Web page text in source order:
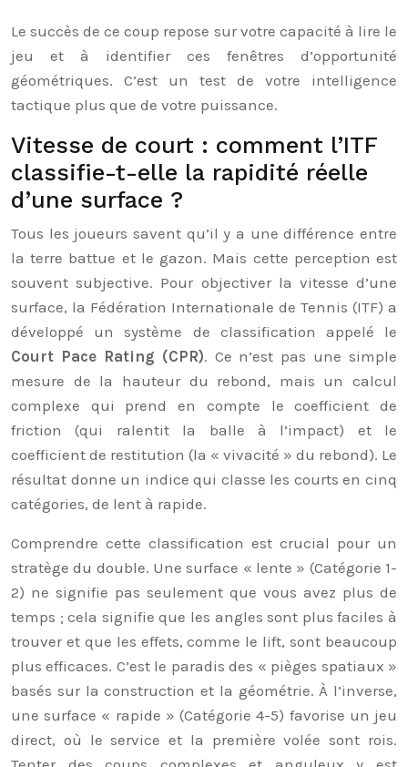
Le succès de ce coup repose sur votre capacité à lire le
jeu et à identifier ces fenêtres d’opportunité
géométriques. C’est un test de votre intelligence
tactique plus que de votre puissance.
Vitesse de court : comment l’ITF
classifie-t-elle la rapidité réelle
d’une surface ?
Tous les joueurs savent qu’il y a une différence entre
la terre battue et le gazon. Mais cette perception est
souvent subjective. Pour objectiver la vitesse d’une
surface, la Fédération Internationale de Tennis (ITF) a
développé un système de classification appelé le
Court Pace Rating (CPR). Ce n’est pas une simple
mesure de la hauteur du rebond, mais un calcul
complexe qui prend en compte le coefficient de
friction (qui ralentit la balle à l’impact) et le
coefficient de restitution (la « vivacité » du rebond). Le
résultat donne un indice qui classe les courts en cinq
catégories, de lent à rapide.
Comprendre cette classification est crucial pour un
stratège du double. Une surface « lente » (Catégorie 1-
2) ne signifie pas seulement que vous avez plus de
temps ; cela signifie que les angles sont plus faciles à
trouver et que les effets, comme le lift, sont beaucoup
plus efficaces. C’est le paradis des « pièges spatiaux »
basés sur la construction et la géométrie. À l’inverse,
une surface « rapide » (Catégorie 4-5) favorise un jeu
direct, où le service et la première volée sont rois.